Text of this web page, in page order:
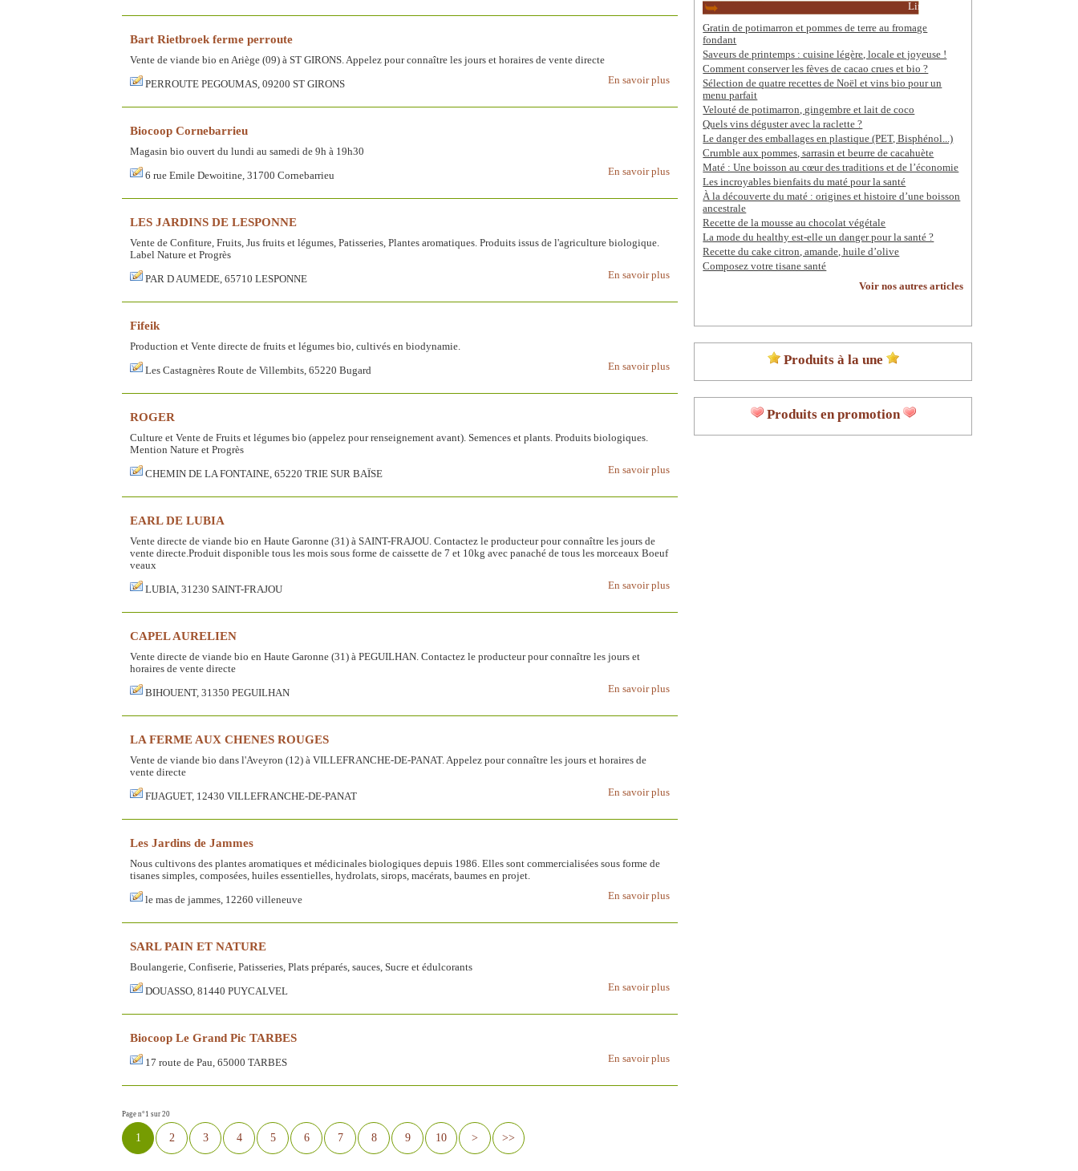
Bart Rietbroek ferme perroute
Vente de viande bio en Ariège (09) à ST GIRONS. Appelez pour connaître les jours et horaires de vente directe
En savoir plus
PERROUTE PEGOUMAS, 09200 ST GIRONS
Biocoop Cornebarrieu
Magasin bio ouvert du lundi au samedi de 9h à 19h30
En savoir plus
6 rue Emile Dewoitine, 31700 Cornebarrieu
LES JARDINS DE LESPONNE
Vente de Confiture, Fruits, Jus fruits et légumes, Patisseries, Plantes aromatiques. Produits issus de l'agriculture biologique.
Label Nature et Progrès
En savoir plus
PAR D AUMEDE, 65710 LESPONNE
Fifeik
Production et Vente directe de fruits et légumes bio, cultivés en biodynamie.
En savoir plus
Les Castagnères Route de Villembits, 65220 Bugard
ROGER
Culture et Vente de Fruits et légumes bio (appelez pour renseignement avant). Semences et plants. Produits biologiques.
Mention Nature et Progrès
En savoir plus
CHEMIN DE LA FONTAINE, 65220 TRIE SUR BAÏSE
EARL DE LUBIA
Vente directe de viande bio en Haute Garonne (31) à SAINT-FRAJOU. Contactez le producteur pour connaître les jours de
vente directe.Produit disponible tous les mois sous forme de caissette de 7 et 10kg avec panaché de tous les morceaux Boeuf
veaux
En savoir plus
LUBIA, 31230 SAINT-FRAJOU
CAPEL AURELIEN
Vente directe de viande bio en Haute Garonne (31) à PEGUILHAN. Contactez le producteur pour connaître les jours et
horaires de vente directe
En savoir plus
BIHOUENT, 31350 PEGUILHAN
LA FERME AUX CHENES ROUGES
Vente de viande bio dans l'Aveyron (12) à VILLEFRANCHE-DE-PANAT. Appelez pour connaître les jours et horaires de
vente directe
En savoir plus
FIJAGUET, 12430 VILLEFRANCHE-DE-PANAT
Les Jardins de Jammes
Nous cultivons des plantes aromatiques et médicinales biologiques depuis 1986. Elles sont commercialisées sous forme de
tisanes simples, composées, huiles essentielles, hydrolats, sirops, macérats, baumes en projet.
En savoir plus
le mas de jammes, 12260 villeneuve
SARL PAIN ET NATURE
Boulangerie, Confiserie, Patisseries, Plats préparés, sauces, Sucre et édulcorants
En savoir plus
DOUASSO, 81440 PUYCALVEL
Biocoop Le Grand Pic TARBES
En savoir plus
17 route de Pau, 65000 TARBES
Page n°1 sur 20
1 2 3 4 5 6 7 8 9 10 > >>
Lire la suite
Gratin de potimarron et pommes de terre au fromage
fondant
Saveurs de printemps : cuisine légère, locale et joyeuse !
Comment conserver les fèves de cacao crues et bio ?
Sélection de quatre recettes de Noël et vins bio pour un
menu parfait
Velouté de potimarron, gingembre et lait de coco
Quels vins déguster avec la raclette ?
Le danger des emballages en plastique (PET, Bisphénol...)
Crumble aux pommes, sarrasin et beurre de cacahuète
Maté : Une boisson au cœur des traditions et de l’économie
Les incroyables bienfaits du maté pour la santé
À la découverte du maté : origines et histoire d’une boisson
ancestrale
Recette de la mousse au chocolat végétale
La mode du healthy est-elle un danger pour la santé ?
Recette du cake citron, amande, huile d’olive
Composez votre tisane santé
Voir nos autres articles
Produits à la une
Produits en promotion